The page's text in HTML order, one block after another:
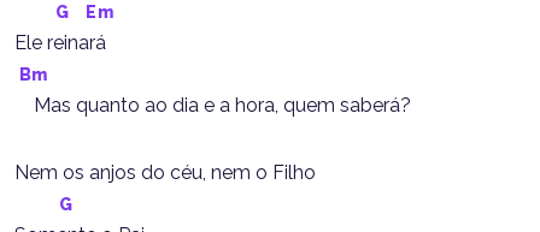
G Em
Ele reinará
Bm
Mas quanto ao dia e a hora, quem saberá?
Nem os anjos do céu, nem o Filho
G